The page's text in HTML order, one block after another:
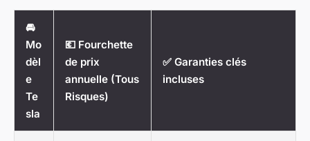
🚘
Mo
dèl
e
Te
sla
💶 Fourchette
de prix
annuelle (Tous
Risques)
✅ Garanties clés
incluses